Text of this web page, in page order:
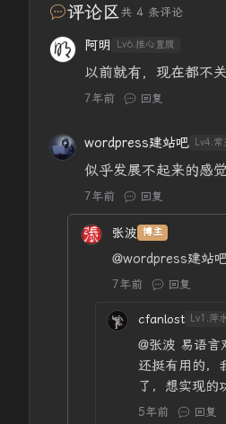
评论区共 4 条评论
阿明 Lv6.推心置腹
以前就有，现在都不关
7年前 回复
wordpress建站吧 Lv4.常
似乎发展不起来的感觉
7年前 回复
张波 博主
@wordpress建站
7年前 回复
cfanlost Lv1.萍
@张波 易语言
还挺有用的，
了，想实现的
5年前 回复